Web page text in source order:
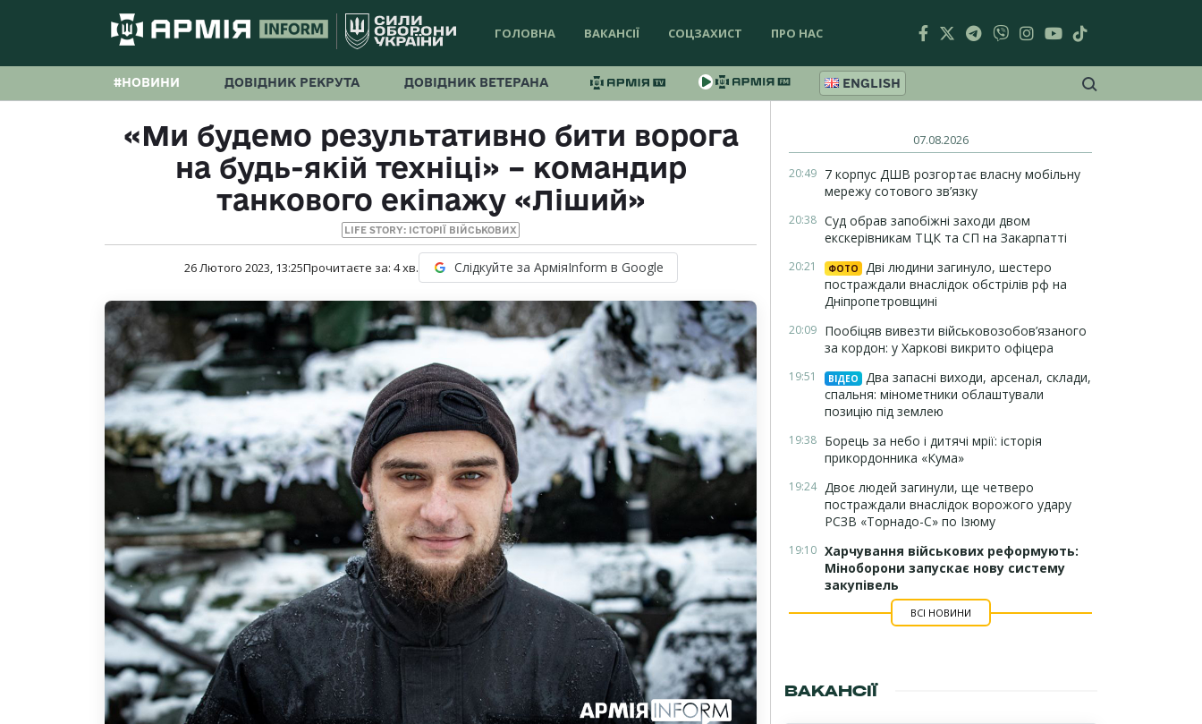
ГОЛОВНА ВАКАНСІЇ СОЦЗАХИСТ ПРО НАС
#НОВИНИ ДОВІДНИК РЕКРУТА ДОВІДНИК ВЕТЕРАНА ENGLISH
«Ми будемо результативно бити ворога
на будь-якій техніці» – командир
танкового екіпажу «Ліший»
LIFE STORY: ІСТОРІЇ ВІЙСЬКОВИХ
26 Лютого 2023, 13:25Прочитаєте за: 4хв. Слідкуйте за АрміяInform в Google
07.08.2026
20:49 7 корпус ДШВ розгортає власну мобільну
мережу сотового зв’язку
20:38 Суд обрав запобіжні заходи двом
екскерівникам ТЦК та СП на Закарпатті
20:21 ФОТО
Дві людини загинуло, шестеро
постраждали внаслідок обстрілів рф на
Дніпропетровщині
20:09 Пообіцяв вивезти військовозобов’язаного
за кордон: у Харкові викрито офіцера
19:51 ВІДЕО
Два запасні виходи, арсенал, склади,
спальня: мінометники облаштували
позицію під землею
19:38 Борець за небо і дитячі мрії: історія
прикордонника «Кума»
19:24 Двоє людей загинули, ще четверо
постраждали внаслідок ворожого удару
РСЗВ «Торнадо-С» по Ізюму
19:10 Харчування військових реформують:
Міноборони запускає нову систему
закупівель
ВСІ НОВИНИ
ВАКАНСІЇ